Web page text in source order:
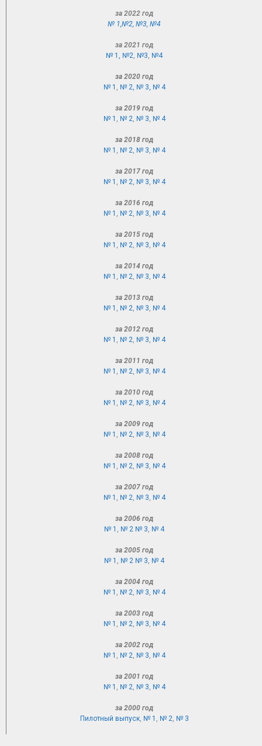
за 2022 год
№ 1, №2 №3 №4
за 2021 год
№ 1,
№2 №3 №4
за 2020 год
№ 1
№ 2, № 3, № 4
за 2019 год
№ 1
№ 2 № 3 № 4
за 2018 год
№ 1
№ 2 № 3 № 4
за 2017 год
№ 1
№ 2 № 3 № 4
за 2016 год
№ 1
№ 2 № 3 № 4
за 2015 год
№ 1
№ 2 № 3 № 4
за 2014 год
№ 1
№ 2 № 3 № 4
за 2013 год
№ 1
№ 2 № 3 № 4
за 2012 год
№ 1
№ 2 № 3 № 4
за 2011 год
№ 1
№ 2 № 3 № 4
за 2010 год
№ 1
№ 2 № 3 № 4
за 2009 год
№ 1
№ 2 № 3 № 4
за 2008 год
№ 1
№ 2 № 3 № 4
за 2007 год
№ 1
№ 2 № 3 № 4
за 2006 год
№ 1
№ 2 № 3 № 4
за 2005 год
№ 1
№ 2 № 3 № 4
за 2004 год
№ 1
№ 2 № 3 № 4
за 2003 год
№ 1
№ 2 № 3 № 4
за 2002 год
№ 1
№ 2 № 3 № 4
за 2001 год
№ 1
№ 2 № 3 № 4
за 2000 год
Пилотный выпуск, № 1 № 2 № 3